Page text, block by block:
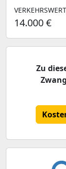
VERKEHRSWERT
14.000 €
Zu